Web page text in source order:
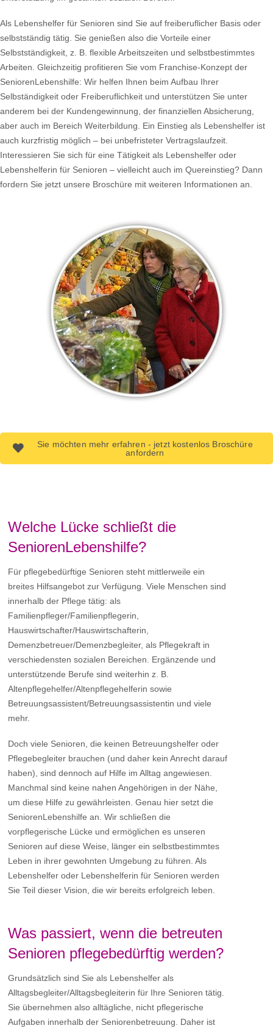
Als Lebenshelfer für Senioren sind Sie auf freiberuflicher Basis oder
selbstständig tätig. Sie genießen also die Vorteile einer
Selbstständigkeit, z. B. flexible Arbeitszeiten und selbstbestimmtes
Arbeiten. Gleichzeitig profitieren Sie vom Franchise-Konzept der
SeniorenLebenshilfe: Wir helfen Ihnen beim Aufbau Ihrer
Selbständigkeit oder Freiberuflichkeit und unterstützen Sie unter
anderem bei der Kundengewinnung, der finanziellen Absicherung,
aber auch im Bereich Weiterbildung. Ein Einstieg als Lebenshelfer ist
auch kurzfristig möglich – bei unbefristeter Vertragslaufzeit.
Interessieren Sie sich für eine Tätigkeit als Lebenshelfer oder
Lebenshelferin für Senioren – vielleicht auch im Quereinstieg? Dann
fordern Sie jetzt unsere Broschüre mit weiteren Informationen an.
Sie möchten mehr erfahren - jetzt kostenlos Broschüre
anfordern
Welche Lücke schließt die
SeniorenLebenshilfe?
Für pflegebedürftige Senioren steht mittlerweile ein
breites Hilfsangebot zur Verfügung. Viele Menschen sind
innerhalb der Pflege tätig: als
Familienpfleger/Familienpflegerin,
Hauswirtschafter/Hauswirtschafterin,
Demenzbetreuer/Demenzbegleiter, als Pflegekraft in
verschiedensten sozialen Bereichen. Ergänzende und
unterstützende Berufe sind weiterhin z. B.
Altenpflegehelfer/Altenpflegehelferin sowie
Betreuungsassistent/Betreuungsassistentin und viele
mehr.
Doch viele Senioren, die keinen Betreuungshelfer oder
Pflegebegleiter brauchen (und daher kein Anrecht darauf
haben), sind dennoch auf Hilfe im Alltag angewiesen.
Manchmal sind keine nahen Angehörigen in der Nähe,
um diese Hilfe zu gewährleisten. Genau hier setzt die
SeniorenLebenshilfe an. Wir schließen die
vorpflegerische Lücke und ermöglichen es unseren
Senioren auf diese Weise, länger ein selbstbestimmtes
Leben in ihrer gewohnten Umgebung zu führen. Als
Lebenshelfer oder Lebenshelferin für Senioren werden
Sie Teil dieser Vision, die wir bereits erfolgreich leben.
Was passiert, wenn die betreuten
Senioren pflegebedürftig werden?
Grundsätzlich sind Sie als Lebenshelfer als
Alltagsbegleiter/Alltagsbegleiterin für Ihre Senioren tätig.
Sie übernehmen also alltägliche, nicht pflegerische
Aufgaben innerhalb der Seniorenbetreuung. Daher ist